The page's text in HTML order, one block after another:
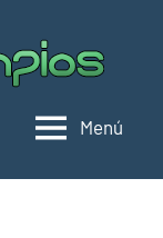
Menú